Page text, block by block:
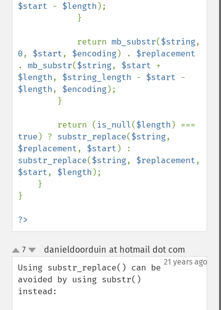
$start - $length );
            return
mb_substr($string
0, $start, $encoding) .
. mb_substr($string, $start
$length, $string_length - $start
$length, $encoding);
        return (
is_null($length
true ) ? substr_replace($string
$replacement, $start
substr_replace($string, $replacement
$start, $length );
}
?>
up
down
7 danieldoorduin at hotmail dot com
21 years ago
Using substr_replace() can be
avoided by using substr()
instead: